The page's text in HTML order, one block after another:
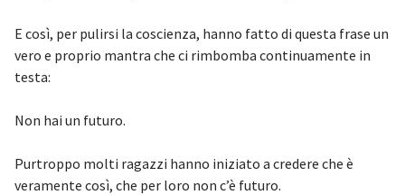
E così, per pulirsi la coscienza, hanno fatto di questa frase un
vero e proprio mantra che ci rimbomba continuamente in
testa:
Non hai un futuro.
Purtroppo molti ragazzi hanno iniziato a credere che è
veramente così, che per loro non c’è futuro.